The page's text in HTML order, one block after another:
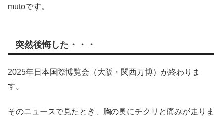
mutoです。
突然後悔した・・・
2025年日本国際博覧会（大阪・関西万博）が終わりま
す。
そのニュースで見たとき、胸の奥にチクリと痛みが走りま